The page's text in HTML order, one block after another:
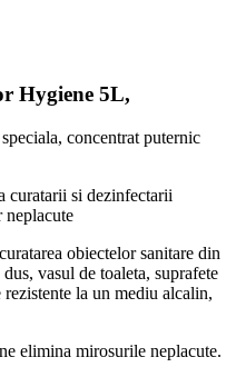
Hygiene 5L,
concentrat puternic
curatarii si dezinfectarii
neplacute
obiectelor sanitare din
vasul de toaleta, suprafete
la un mediu alcalin,
elimina mirosurile neplacute.